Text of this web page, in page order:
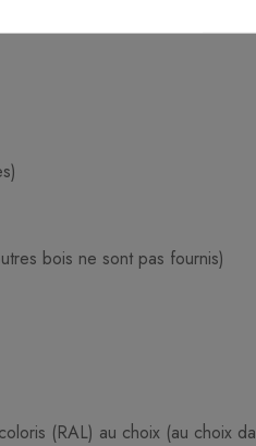
bois ne sont pas fournis)
(RAL) au choix (au choix